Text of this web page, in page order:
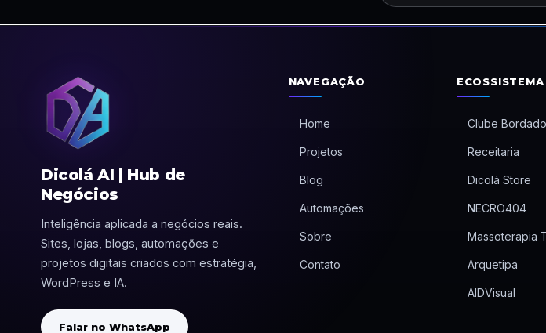
Dicolá AI | Hub de
Negócios
Inteligência aplicada a negócios reais.
Sites, lojas, blogs, automações e
projetos digitais criados com estratégia,
WordPress e IA.
Falar no WhatsApp
NAVEGAÇÃO
Home
Projetos
Blog
Automações
Sobre
Contato
ECOSSISTEMA
Clube
Receitaria
Dicolá Store
NECRO404
Massoterapia
Arquetipa
AIDVisual